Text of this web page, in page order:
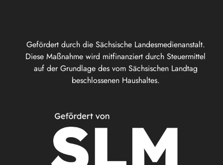
Gefördert durch die Sächsische Landesmedienanstalt.
Diese Maßnahme wird mitfinanziert durch Steuermittel
auf der Grundlage des vom Sächsischen Landtag
beschlossenen Haushaltes.